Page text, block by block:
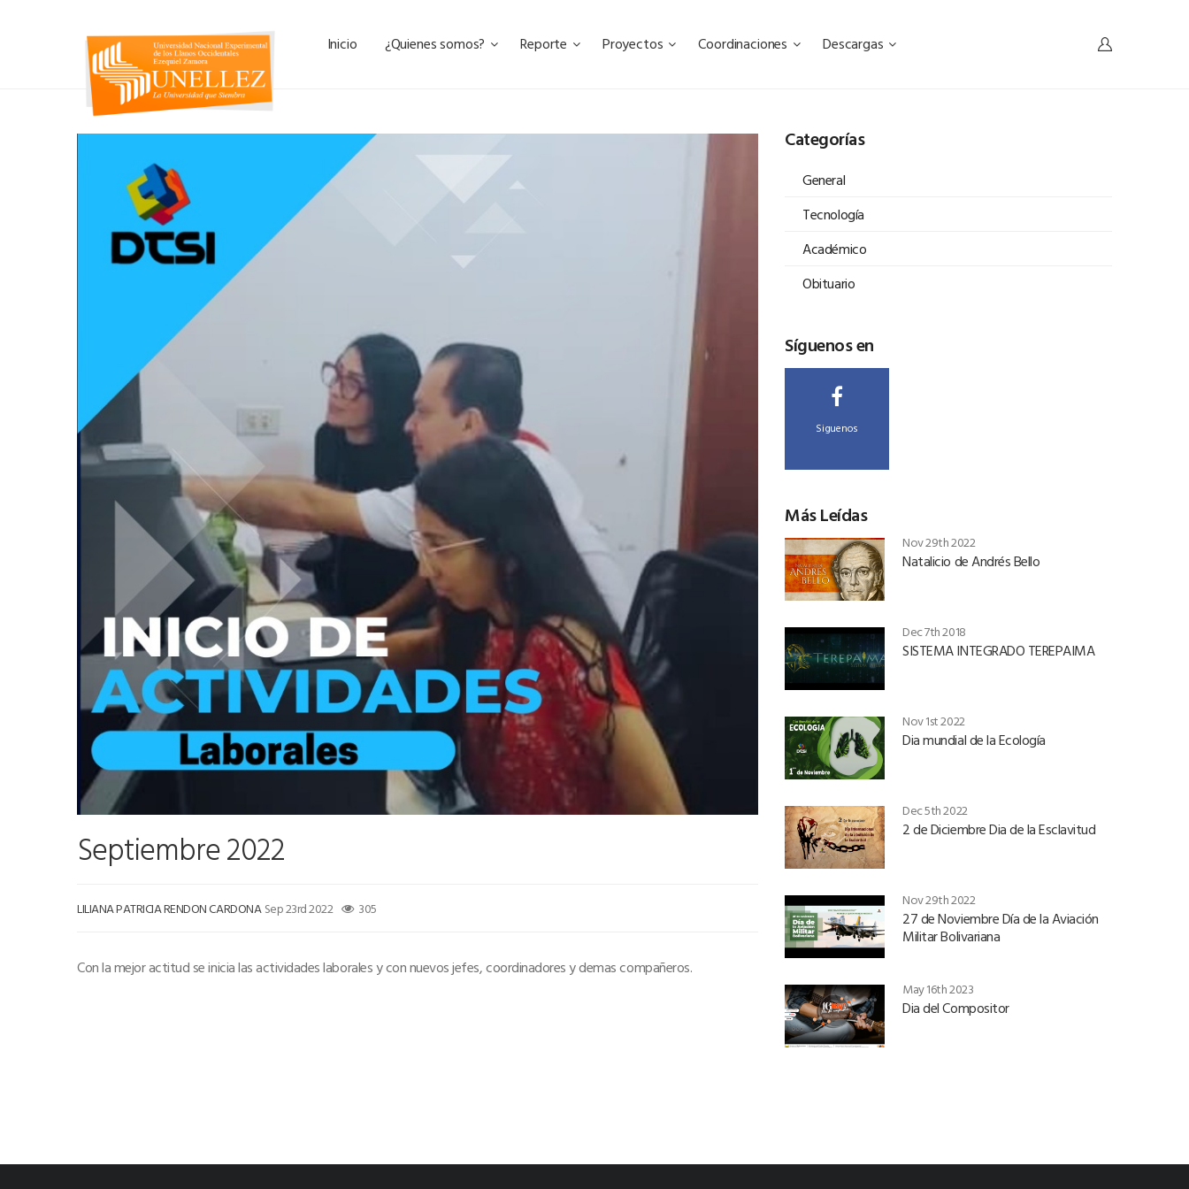
Inicio ¿Quienes somos? Reporte Proyectos Coordinaciones Descargas
Septiembre 2022
LILIANA PATRICIA RENDON CARDONA Sep 23rd 2022 305
Con la mejor actitud se inicia las actividades laborales y con nuevos jefes, coordinadores y demas compañeros.
Categorías
General
Tecnología
Académico
Obituario
Síguenos en
Siguenos
Más Leídas
Nov 29th 2022
Natalicio de Andrés Bello
Dec 7th 2018
SISTEMA INTEGRADO TEREPAIMA
Nov 1st 2022
Dia mundial de la Ecología
Dec 5th 2022
2 de Diciembre Dia de la Esclavitud
Nov 29th 2022
27 de Noviembre Día de la Aviación
Militar Bolivariana
May 16th 2023
Dia del Compositor